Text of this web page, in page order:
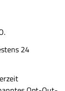
24